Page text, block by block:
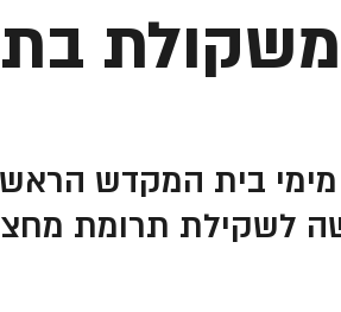
בת 3000 שנה
בית המקדש
לשקילת תרומת